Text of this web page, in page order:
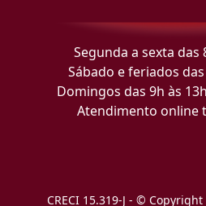
Segunda a sexta das
Sábado e feriados
Domingos das 9h às
Atendimento online
CRECI 15.319-J - ©